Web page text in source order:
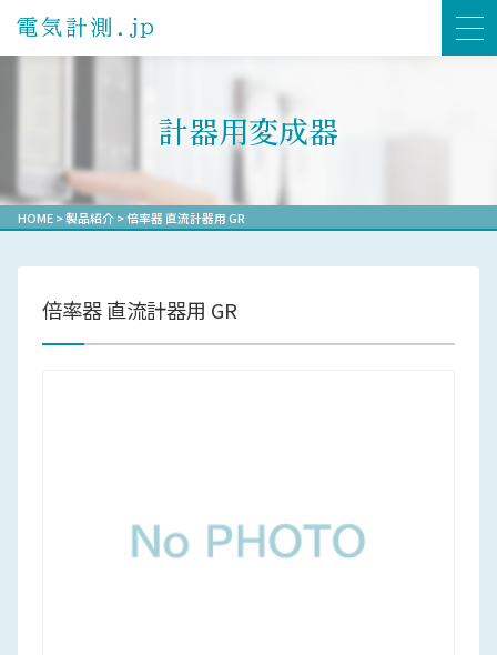
計器用変成器
HOME>製品紹介>倍率器 直流計器用 GR
倍率器 直流計器用 GR